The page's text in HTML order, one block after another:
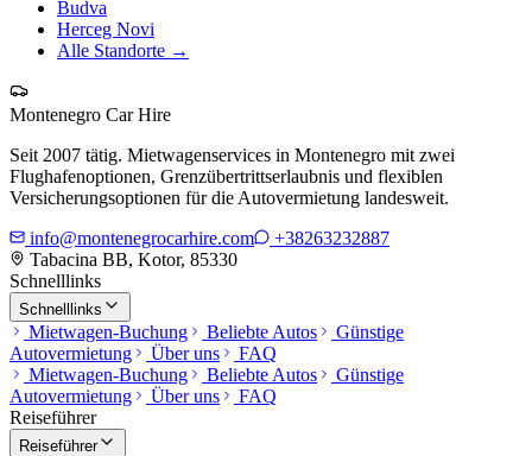
Budva
Herceg Novi
Alle Standorte →
Montenegro Car Hire
Seit 2007 tätig. Mietwagenservices in Montenegro mit zwei
Flughafenoptionen, Grenzübertrittserlaubnis und flexiblen
Versicherungsoptionen für die Autovermietung landesweit.
info@montenegrocarhire.com
+38263232887
Tabacina BB, Kotor, 85330
Schnelllinks
Schnelllinks
Mietwagen-Buchung Beliebte Autos
Günstige
Autovermietung
Über uns
FAQ
Mietwagen-Buchung
Beliebte Autos
Günstige
Autovermietung
Über uns
FAQ
Reiseführer
Reiseführer